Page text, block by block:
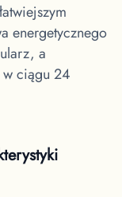
energetycznego
a
w ciągu 24